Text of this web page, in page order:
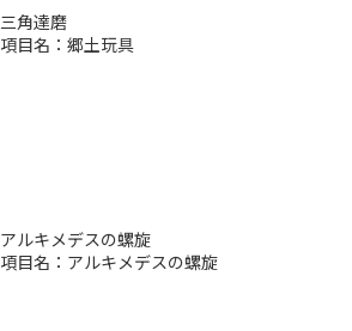
三角達磨
項目名：郷土玩具
アルキメデスの螺旋
項目名：アルキメデスの螺旋